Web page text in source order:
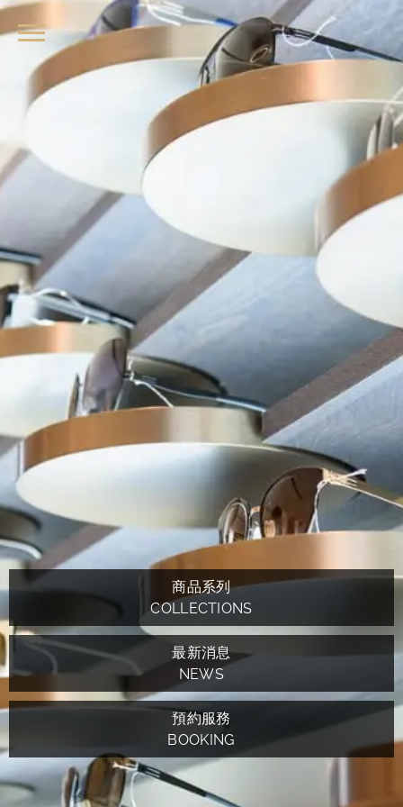
品牌眼鏡、精品墨鏡、名牌太陽眼
商品系列
COLLECTIONS
最新消息
NEWS
預約服務
BOOKING